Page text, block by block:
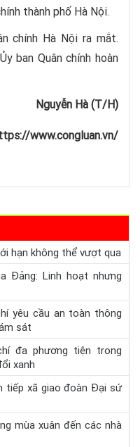
thành phố Hà Nội.
chính Hà Nội ra mắt.
ban Quân chính hoàn
Nguyễn Hà (T/H)
www.congluan.vn/
hạn không thể vượt qua
Đảng: Linh hoạt nhưng
yêu cầu an toàn thông
sát
đa phương tiện trong
xanh
tiếp xã giao đoàn Đại sứ
mùa xuân đến các nhà